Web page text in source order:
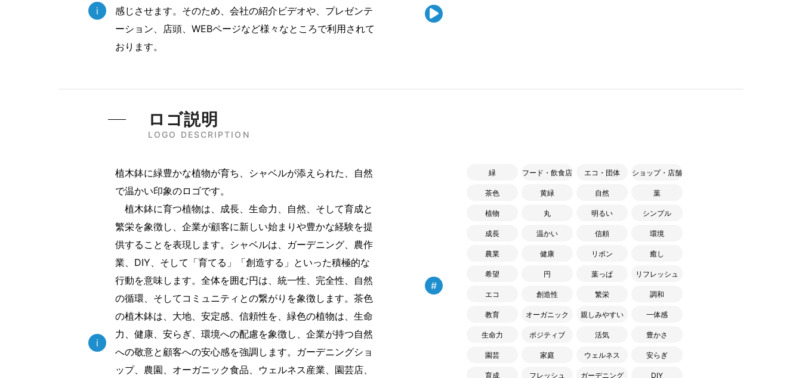
i
感じさせます。そのため、会社の紹介ビデオや、プレゼンテ
ーション、店頭、WEBページなど様々なところで利用されて
おります。

LOGO DESCRIPTION
ロゴ説明
i
植木鉢に緑豊かな植物が育ち、シャベルが添えられた、自然
で温かい印象のロゴです。
植木鉢に育つ植物は、成長、生命力、自然、そして育成と
繁栄を象徴し、企業が顧客に新しい始まりや豊かな経験を提
供することを表現します。シャベルは、ガーデニング、農作
業、DIY、そして「育てる」「創造する」といった積極的な
行動を意味します。全体を囲む円は、統一性、完全性、自然
の循環、そしてコミュニティとの繋がりを象徴します。茶色
の植木鉢は、大地、安定感、信頼性を、緑色の植物は、生命
力、健康、安らぎ、環境への配慮を象徴し、企業が持つ自然
への敬意と顧客への安心感を強調します。ガーデニングショ
ップ、農園、オーガニック食品、ウェルネス産業、園芸店、
#
緑 フード・飲食店 エコ・団体 ショップ・店舗
茶色 黄緑 自然 葉
植物 丸 明るい シンプル
成長 温かい 信頼 環境
農業 健康 リボン 癒し
希望 円 葉っぱ リフレッシュ
エコ 創造性 繁栄 調和
教育 オーガニック 親しみやすい 一体感
生命力 ポジティブ 活気 豊かさ
園芸 家庭 ウェルネス 安らぎ
育成 フレッシュ ガーデニング DIY